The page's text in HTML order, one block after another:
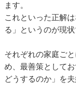
ます。
これといった正解
る」というのが現状
それぞれの家庭ご
め、最善策として
どうするのか」を